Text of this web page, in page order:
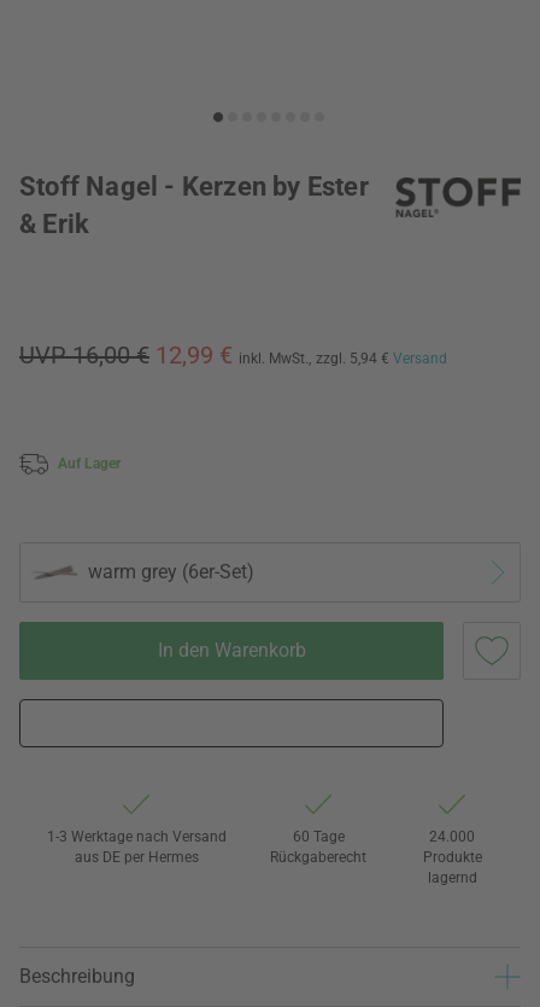
Stoff Nagel - Kerzen by Ester
& Erik
UVP 16,00 € 12,99 € inkl. MwSt., zzgl. 5,94 € Versand
Auf Lager
warm grey (6er-Set)
In den Warenkorb
1-3 Werktage nach Versand
aus DE per Hermes
60 Tage
Rückgaberecht
24.000
Produkte
lagernd
Beschreibung